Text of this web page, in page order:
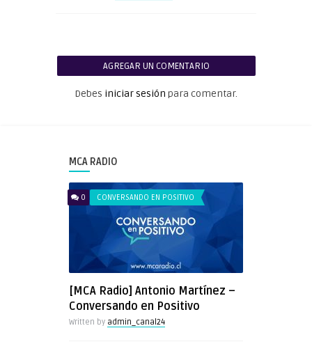
AGREGAR UN COMENTARIO
Debes iniciar sesión para comentar.
MCA RADIO
0 CONVERSANDO EN POSITIVO
[MCA Radio] Antonio Martínez –
Conversando en Positivo
Written by admin_canal24